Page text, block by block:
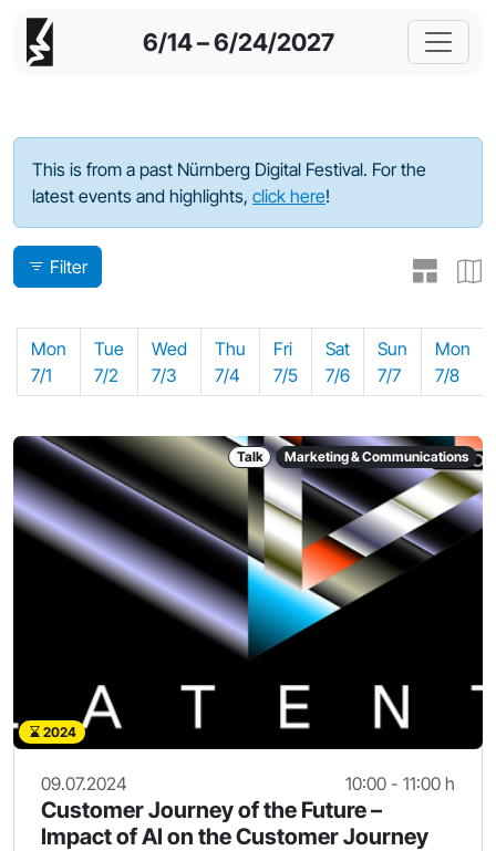
6/14 – 6/24/2027
Program - 2024
This is from a past Nürnberg Digital Festival. For the
latest events and highlights, click here!
Filter
Mon
7/1
Tue
7/2
Wed
7/3
Thu
7/4
Fri
7/5
Sat
7/6
Sun
7/7
Mon
7/8
Talk Marketing & Communications
2024
09.07.2024 10:00 - 11:00 h
Customer Journey of the Future –
Impact of AI on the Customer Journey